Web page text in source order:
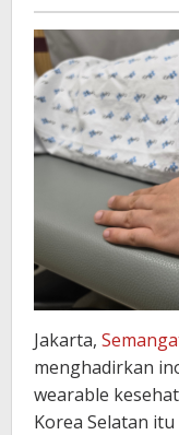
Jakarta,
menghadirkan
wearable
Korea Selatan